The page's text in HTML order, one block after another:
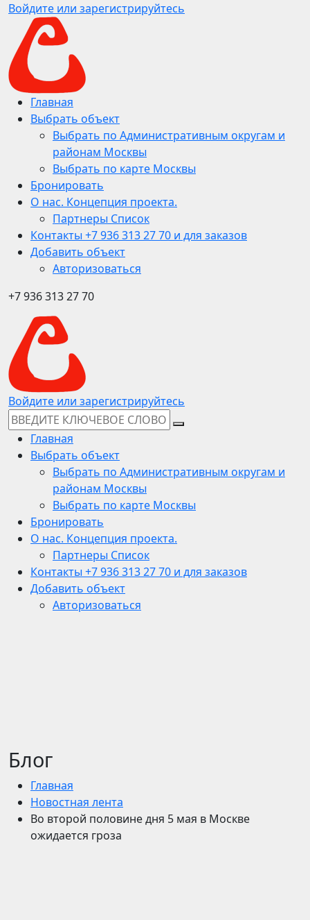
Войдите или зарегистрируйтесь
Главная
Выбрать объект
Выбрать по Административным округам и
районам Москвы
Выбрать по карте Москвы
Бронировать
О нас. Концепция проекта.
Партнеры Список
Контакты +7 936 313 27 70 и для заказов
Добавить объект
Авторизоваться
+7 936 313 27 70
Войдите или зарегистрируйтесь
Главная
Выбрать объект
Выбрать по Административным округам и
районам Москвы
Выбрать по карте Москвы
Бронировать
О нас. Концепция проекта.
Партнеры Список
Контакты +7 936 313 27 70 и для заказов
Добавить объект
Авторизоваться
Блог
Главная
Новостная лента
Во второй половине дня 5 мая в Москве
ожидается гроза